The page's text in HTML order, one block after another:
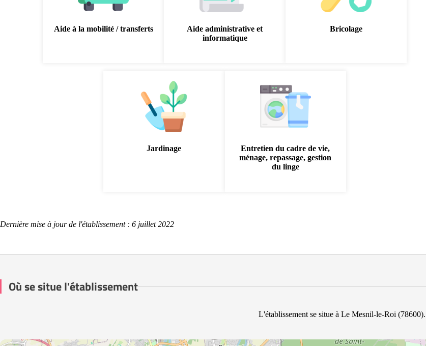
Aide à la mobilité / transferts
Aide administrative et
informatique
Bricolage
Jardinage
Entretien du cadre de vie,
ménage, repassage, gestion
du linge
Dernière mise à jour de l'établissement : 6 juillet 2022
Où se situe l'établissement
L'établissement se situe à Le Mesnil-le-Roi (78600).